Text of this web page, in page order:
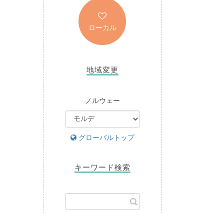
ローカル
地域変更
ノルウェー
グローバルトップ
キーワード検索